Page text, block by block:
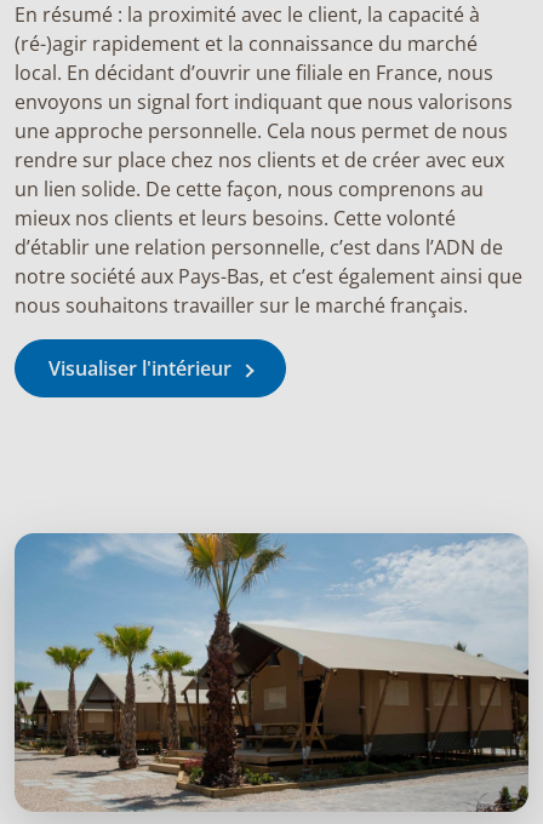
En résumé : la proximité avec le client, la capacité à
(ré-)agir rapidement et la connaissance du marché
local. En décidant d’ouvrir une filiale en France, nous
envoyons un signal fort indiquant que nous valorisons
une approche personnelle. Cela nous permet de nous
rendre sur place chez nos clients et de créer avec eux
un lien solide. De cette façon, nous comprenons au
mieux nos clients et leurs besoins. Cette volonté
d’établir une relation personnelle, c’est dans l’ADN de
notre société aux Pays-Bas, et c’est également ainsi que
nous souhaitons travailler sur le marché français.
Visualiser l'intérieur